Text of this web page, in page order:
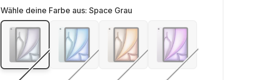
Wähle deine Farbe aus: Space Grau